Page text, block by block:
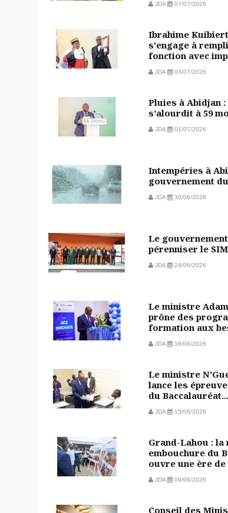
JDA 07/07/2026
Ibrahime
s'engage à
fonction avec
JDA 03/07/2026
Pluies à Abidjan
s’alourdit à 59
JDA 01/07/2026
Intempéries à
gouvernement
JDA 30/06/2026
Le
pérenniser le
JDA 24/06/2026
Le ministre
prône des
formation aux
JDA 18/06/2026
Le ministre
lance les
du Baccalauréat...
JDA 15/06/2026
Grand-Lahou : la
embouchure du
ouvre une ère
JDA 09/06/2026
Conseil des